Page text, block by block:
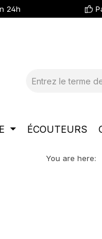
24h
ÉCOUTEURS
You are here: